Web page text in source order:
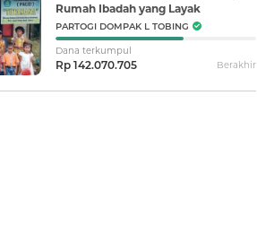
Rumah Ibadah yang Layak
PARTOGI DOMPAK L TOBING
Dana terkumpul
Rp 142.070.705 Berakhir